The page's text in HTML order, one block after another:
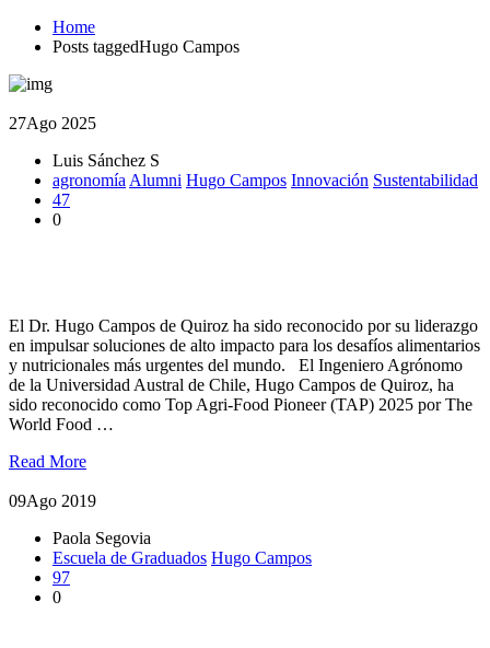
Home
Posts taggedHugo Campos
27Ago 2025
Luis Sánchez S
agronomía Alumni Hugo Campos Innovación Sustentabilidad
47
0
El Dr. Hugo Campos de Quiroz ha sido reconocido por su liderazgo
en impulsar soluciones de alto impacto para los desafíos alimentarios
y nutricionales más urgentes del mundo. El Ingeniero Agrónomo
de la Universidad Austral de Chile, Hugo Campos de Quiroz, ha
sido reconocido como Top Agri-Food Pioneer (TAP) 2025 por The
World Food …
Read More
09Ago 2019
Paola Segovia
Escuela de Graduados Hugo Campos
97
0